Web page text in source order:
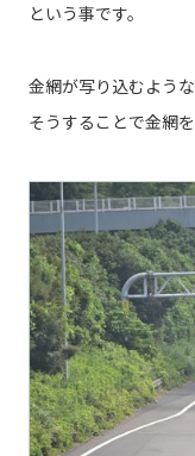
という事です。
金網が写り込むよう
そうすることで金網